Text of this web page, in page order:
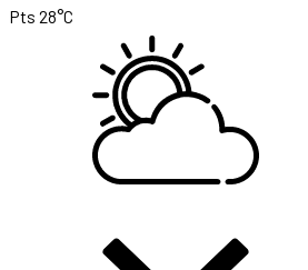
Pts 28°C